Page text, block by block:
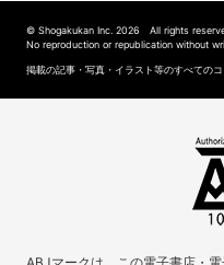
© Shogakukan Inc. 2026 All rights
No reproduction or republication without
掲載の記事・写真・イラスト等のすべての